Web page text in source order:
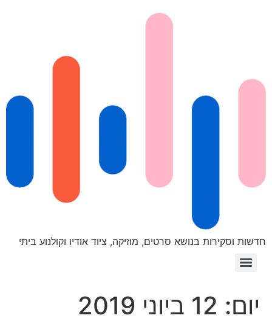
חדשות וסקירות בנושא סרטים, מוזיקה, ציוד אודיו וקולנוע ביתי
יום: 12 ביוני 2019